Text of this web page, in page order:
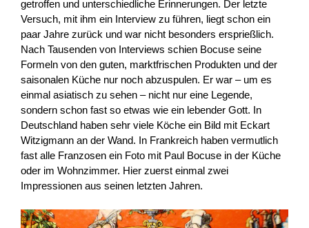
getroffen und unterschiedliche Erinnerungen. Der letzte
Versuch, mit ihm ein Interview zu führen, liegt schon ein
paar Jahre zurück und war nicht besonders ersprießlich.
Nach Tausenden von Interviews schien Bocuse seine
Formeln von den guten, marktfrischen Produkten und der
saisonalen Küche nur noch abzuspulen. Er war – um es
einmal asiatisch zu sehen – nicht nur eine Legende,
sondern schon fast so etwas wie ein lebender Gott. In
Deutschland haben sehr viele Köche ein Bild mit Eckart
Witzigmann an der Wand. In Frankreich haben vermutlich
fast alle Franzosen ein Foto mit Paul Bocuse in der Küche
oder im Wohnzimmer. Hier zuerst einmal zwei
Impressionen aus seinen letzten Jahren.